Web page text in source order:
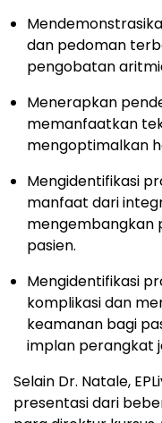
dan pedoman
pengobatan
Menerapkan
memanfaatkan
mengoptimalkan
Mengidentifikasi
manfaat dari
mengembangkan
pasien.
Mengidentifikasi
komplikasi dan
keamanan bagi
implan perangkat
Selain Dr. Natale,
presentasi dari